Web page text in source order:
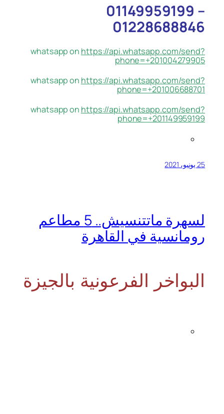
01149959199 –
01228688846
whatsapp on https://api.whatsapp.com/send?
phone=+201004279905
whatsapp on https://api.whatsapp.com/send?
phone=+201006688701
whatsapp on https://api.whatsapp.com/send?
phone=+201149959199
25 يونيو، 2021
لسهرة ماتتنسيش.. 5 مطاعم
رومانسية في القاهرة
البواخر الفرعونية بالجيزة